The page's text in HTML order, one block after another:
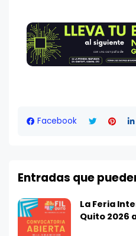
Facebook
Entradas que
La Feria
Quito 2026